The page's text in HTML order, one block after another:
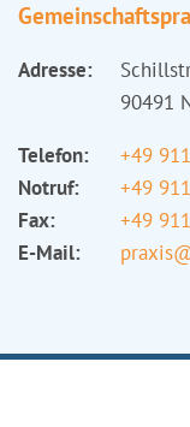
Adresse:
90491
Telefon:
+49
Notruf:
+49
Fax:
+49
E-Mail: